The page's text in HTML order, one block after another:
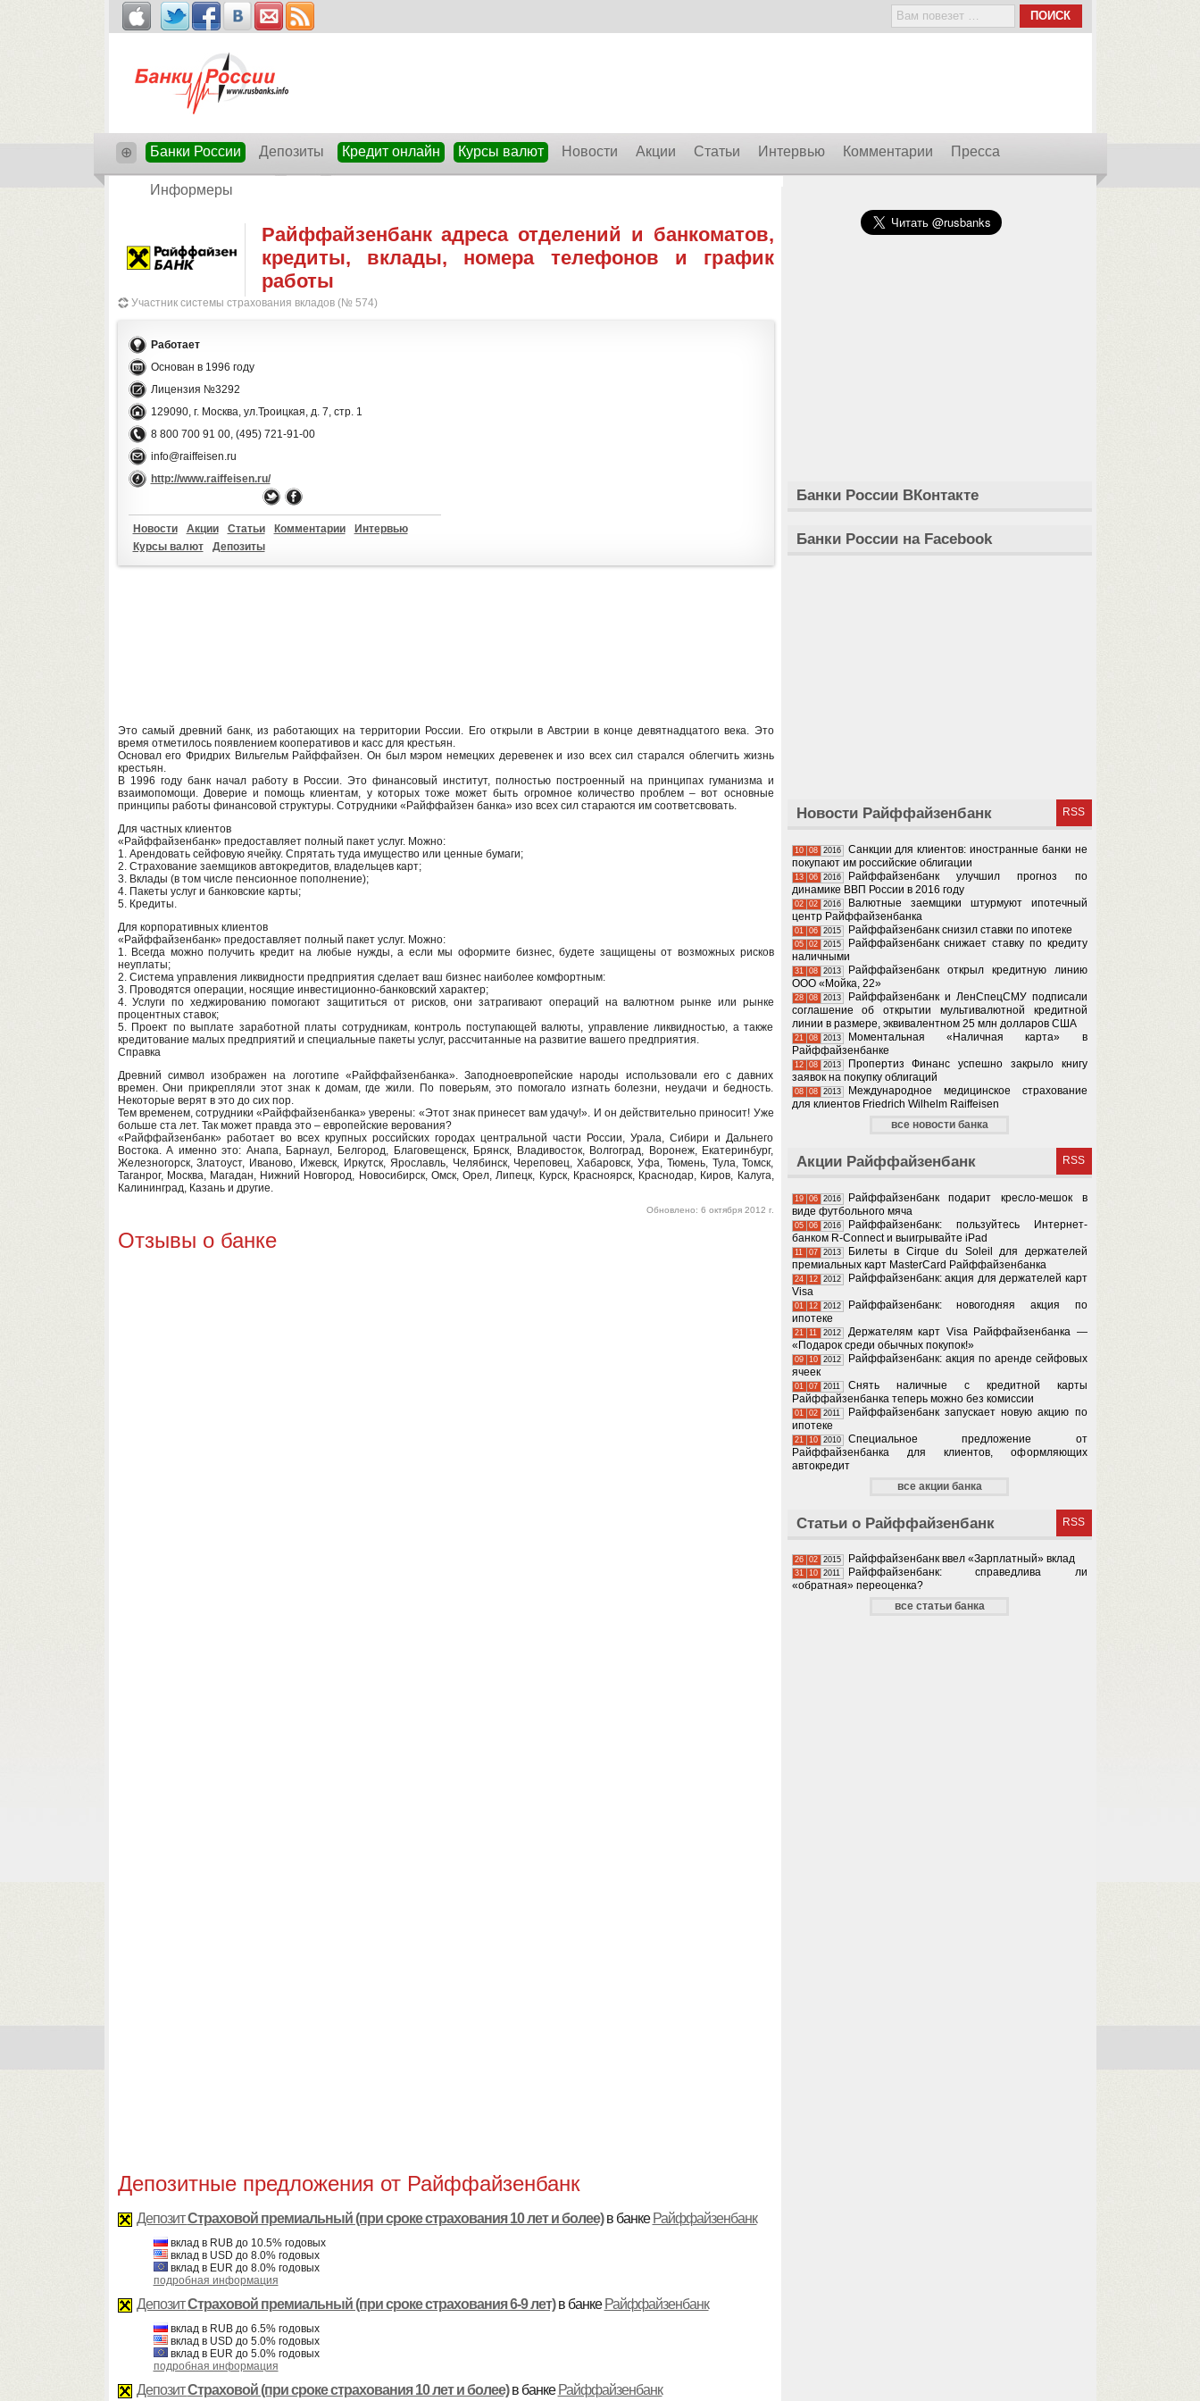
⊕ Банки России Депозиты Кредит онлайн Курсы валют Новости Акции Статьи Интервью Комментарии Пресса
Информеры
Райффайзенбанк адреса отделений и банкоматов,
кредиты, вклады, номера телефонов и график
работы
Участник системы страхования вкладов (№ 574)
Работает
Основан в 1996 году
Лицензия №3292
129090, г. Москва, ул.Троицкая, д. 7, стр. 1
8 800 700 91 00, (495) 721-91-00
info@raiffeisen.ru
http://www.raiffeisen.ru/
Новости Акции Статьи Комментарии
Интервью
Курсы валют
Депозиты
Это самый древний банк, из работающих на территории России. Его открыли в Австрии в конце девятнадцатого века. Это
время отметилось появлением кооперативов и касс для крестьян.
Основал его Фридрих Вильгельм Райффайзен. Он был мэром немецких деревенек и изо всех сил старался облегчить жизнь
крестьян.
В 1996 году банк начал работу в России. Это финансовый институт, полностью построенный на принципах гуманизма и
взаимопомощи. Доверие и помощь клиентам, у которых тоже может быть огромное количество проблем – вот основные
принципы работы финансовой структуры. Сотрудники «Райффайзен банка» изо всех сил стараются им соответсвовать.
Для частных клиентов
«Райффайзенбанк» предоставляет полный пакет услуг. Можно:
1. Арендовать сейфовую ячейку. Спрятать туда имущество или ценные бумаги;
2. Страхование заемщиков автокредитов, владельцев карт;
3. Вклады (в том числе пенсионное пополнение);
4. Пакеты услуг и банковские карты;
5. Кредиты.
Для корпоративных клиентов
«Райффайзенбанк» предоставляет полный пакет услуг. Можно:
1. Всегда можно получить кредит на любые нужды, а если мы оформите бизнес, будете защищены от возможных рисков
неуплаты;
2. Система управления ликвидности предприятия сделает ваш бизнес наиболее комфортным:
3. Проводятся операции, носящие инвестиционно-банковский характер;
4. Услуги по хеджированию помогают защититься от рисков, они затрагивают операций на валютном рынке или рынке
процентных ставок;
5. Проект по выплате заработной платы сотрудникам, контроль поступающей валюты, управление ликвидностью, а также
кредитование малых предприятий и специальные пакеты услуг, рассчитанные на развитие вашего предприятия.
Справка
Древний символ изображен на логотипе «Райффайзенбанка». Заподноевропейские народы использовали его с давних
времен. Они прикрепляли этот знак к домам, где жили. По поверьям, это помогало изгнать болезни, неудачи и бедность.
Некоторые верят в это до сих пор.
Тем временем, сотрудники «Райффайзенбанка» уверены: «Этот знак принесет вам удачу!». И он действительно приносит! Уже
больше ста лет. Так может правда это – европейские верования?
«Райффайзенбанк» работает во всех крупных российских городах центральной части России, Урала, Сибири и Дальнего
Востока. А именно это: Анапа, Барнаул, Белгород, Благовещенск, Брянск, Владивосток, Волгоград, Воронеж, Екатеринбург,
Железногорск, Златоуст, Иваново, Ижевск, Иркутск, Ярославль, Челябинск, Череповец, Хабаровск, Уфа, Тюмень, Тула, Томск,
Таганрог, Москва, Магадан, Нижний Новгород, Новосибирск, Омск, Орел, Липецк, Курск, Красноярск, Краснодар, Киров, Калуга,
Калининград, Казань и другие.
Обновлено: 6 октября 2012 г.
Отзывы о банке
Депозитные предложения от Райффайзенбанк
ДепозитСтраховой премиальный (при сроке страхования 10 лет и более)в банке Райффайзенбанк
вклад в RUB до 10.5% годовых
вклад в USD до 8.0% годовых
вклад в EUR до 8.0% годовых
подробная информация
ДепозитСтраховой премиальный (при сроке страхования 6-9 лет)в банке Райффайзенбанк
вклад в RUB до 6.5% годовых
вклад в USD до 5.0% годовых
вклад в EUR до 5.0% годовых
подробная информация
ДепозитСтраховой (при сроке страхования 10 лет и более)в банке Райффайзенбанк
Банки России ВКонтакте
Банки России на Facebook
Новости Райффайзенбанк RSS
10 08 2016
Санкции для клиентов: иностранные банки не
покупают им российские облигации
13 06 2016
Райффайзенбанк улучшил прогноз по
динамике ВВП России в 2016 году
02 02 2016
Валютные заемщики штурмуют ипотечный
центр Райффайзенбанка
01 06 2015 Райффайзенбанк снизил ставки по ипотеке
05 02 2015
Райффайзенбанк снижает ставку по кредиту
наличными
31 08 2013
Райффайзенбанк открыл кредитную линию
ООО «Мойка, 22»
28 08 2013
Райффайзенбанк и ЛенСпецСМУ подписали
соглашение об открытии мультивалютной кредитной
линии в размере, эквивалентном 25 млн долларов США
21 08 2013
Моментальная «Наличная карта» в
Райффайзенбанке
12 08 2013
Пропертиз Финанс успешно закрыло книгу
заявок на покупку облигаций
08 08 2013
Международное медицинское страхование
для клиентов Friedrich Wilhelm Raiffeisen
все новости банка
Акции Райффайзенбанк RSS
19 06 2016
Райффайзенбанк подарит кресло-мешок в
виде футбольного мяча
05 06 2016
Райффайзенбанк: пользуйтесь Интернет-
банком R-Connect и выигрывайте iPad
11 07 2013
Билеты в Cirque du Soleil для держателей
премиальных карт MasterCard Райффайзенбанка
24 12 2012
Райффайзенбанк: акция для держателей карт
Visa
01 12 2012
Райффайзенбанк: новогодняя акция по
ипотеке
21 11 2012
Держателям карт Visa Райффайзенбанка —
«Подарок среди обычных покупок!»
09 10 2012
Райффайзенбанк: акция по аренде сейфовых
ячеек
01 07 2011
Снять наличные с кредитной карты
Райффайзенбанка теперь можно без комиссии
01 02 2011
Райффайзенбанк запускает новую акцию по
ипотеке
21 10 2010
Специальное предложение от
Райффайзенбанка для клиентов, оформляющих
автокредит
все акции банка
Статьи о Райффайзенбанк RSS
26 02 2015 Райффайзенбанк ввел «Зарплатный» вклад
31 10 2011
Райффайзенбанк: справедлива ли
«обратная» переоценка?
все статьи банка